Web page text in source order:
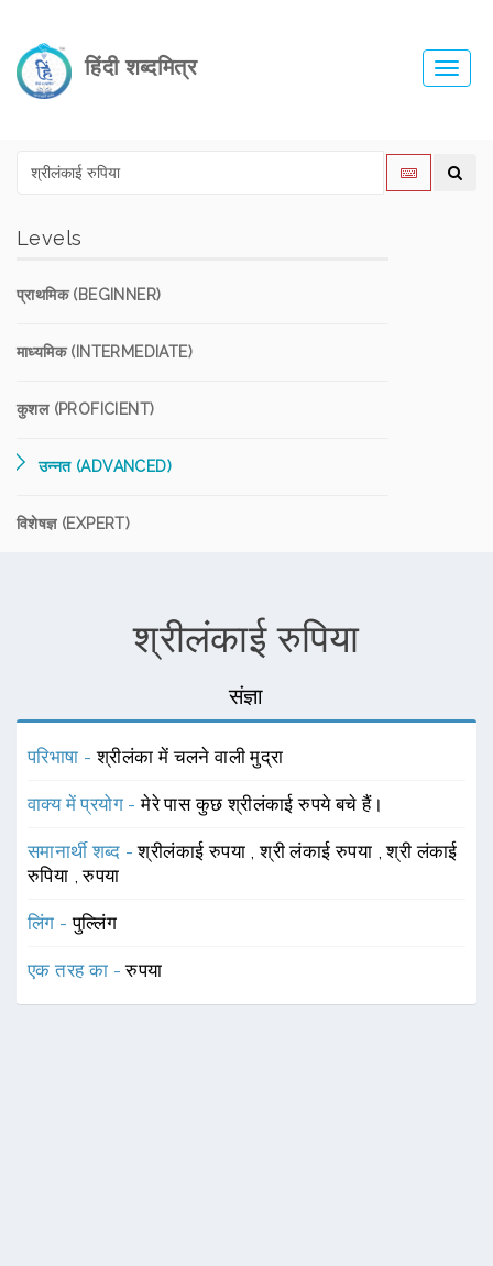
हिंदी शब्दमित्र
Levels
प्राथमिक (BEGINNER)
माध्यमिक (INTERMEDIATE)
कुशल (PROFICIENT)
उन्नत (ADVANCED)
विशेषज्ञ (EXPERT)
श्रीलंकाई रुपिया
संज्ञा
परिभाषा -श्रीलंका में चलने वाली मुद्रा
वाक्य में प्रयोग -मेरे पास कुछ श्रीलंकाई रुपये बचे हैं।
समानार्थी शब्द -श्रीलंकाई रुपया ,श्री लंकाई रुपया ,श्री लंकाई
रुपिया ,रुपया
लिंग -पुल्लिंग
एक तरह का -रुपया